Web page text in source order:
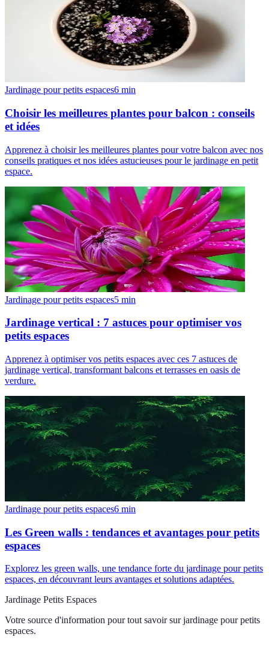
Jardinage pour petits espaces6 min
Choisir les meilleures plantes pour balcon : conseils
et idées
Apprenez à choisir les meilleures plantes pour votre balcon avec nos
conseils pratiques et nos idées astucieuses pour le jardinage en petit
espace.
Jardinage pour petits espaces5 min
Jardinage vertical : 7 astuces pour optimiser vos
petits espaces
Apprenez à optimiser vos petits espaces avec ces 7 astuces de
jardinage vertical, transformant balcons et terrasses en oasis de
verdure.
Jardinage pour petits espaces6 min
Les Green walls : tendances et avantages pour petits
espaces
Explorez les green walls, une tendance forte du jardinage pour petits
espaces, en découvrant leurs avantages et solutions adaptées.
Jardinage Petits Espaces
Votre source d'information pour tout savoir sur jardinage pour petits
espaces.